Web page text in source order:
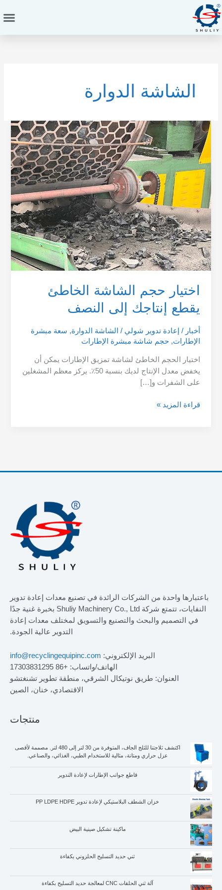
تخطي
إلى
المحتوى
الشاشة الدوارة
اختيار حجم الشاشة الخاطئ
يقطع إنتاجك إلى النصف
أخبار / إعادة تدوير شولي/ الشاشة الدوارة, سعة مبشرة
الإطارات,حجم شاشة مبشرة الإطارات
اختيار الحجم الخاطئ لشاشة تمزيق الإطارات يمكن أن
يخفض معدل الإنتاج لديك بنسبة 50٪. يركز معظم المشغلين
على الشفرات و[…]
اختيار
حجم
الشاشة
الخاطئ
يقطع
إنتاجك
إلى
النصف
قراءة المزيد »
باعتبارها واحدة من الشركات الرائدة في تصنيع معدات إعادة تدوير
النفايات، تتمتع شركة Shuliy Machinery Co., Ltd بخبرة غنية جدًا
في التصميم والبحث والتصنيع والتسويق لمختلف معدات إعادة
التدوير عالية الجودة.
البريد الإلكتروني: info@recyclingequipinc.com
الهاتف/واتساب: +86 17303831295
العنوان: طريق نوتيكال الشرقي، منطقة تطوير تشنغتشو
الاقتصادي، خنان، الصين
منتجات
اكتشف ثلاجتنا للثلج الجاف، المتوفرة من 30 لتر إلى 480 لتر. مصممة لأقصى
عزل حراري ومتانة، مثالية للاستخدام الطبي، الغذائي، والصناعي.
قاطع جوانب الإطارات لإعادة التدوير
خزان الشطف البلاستيكي لإعادة تدوير PP LDPE HDPE
ماكينة تشكيل صينية البيض
ثني حديد التسليح الحلزوني بكفاءة
آلة ثني الحلقات CNC لمعالجة حديد التسليح بكفاءة